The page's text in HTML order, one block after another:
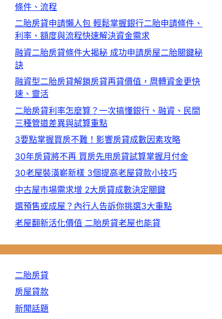
條件、流程
二胎房貸申請懶人包 輕鬆掌握銀行二胎申請條件、
利率、額度與流程快速解決資金需求
融資二胎房貸條件大揭秘 成功申請房屋二胎關鍵秘
訣
融資型二胎房貸解鎖房貸再貸價值，周轉資金更快
速、靈活
二胎房貸利率怎麼算？一次搞懂銀行、融資、民間
三種管道差異與試算重點
3要點掌握買房不難！影響房貸成數因素攻略
30年房貸將不再 買房先用房貸試算掌握月付金
30老屋裝潢嶄新樣 3個提高老屋貸款小技巧
中古屋市場需求增 2大房貸成數決定關鍵
選預售或成屋？內行人告訴你挑選3大重點
老屋翻新活化價值 二胎房貸老屋也能貸
二胎房貸
房屋貸款
新聞話題